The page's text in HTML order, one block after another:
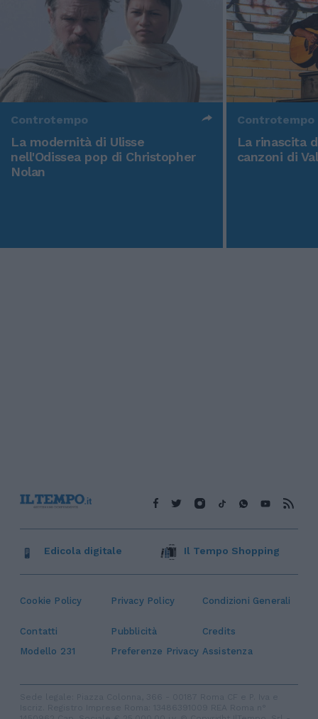
Controtempo
La modernità di Ulisse
nell'Odissea pop di Christopher
Nolan
Controtempo
La rinascita
canzoni di
Cookie Policy Privacy Policy Condizioni Generali
Contatti Pubblicità
Credits
Modello 231
Preferenze Privacy Assistenza
Edicola digitale Il Tempo Shopping